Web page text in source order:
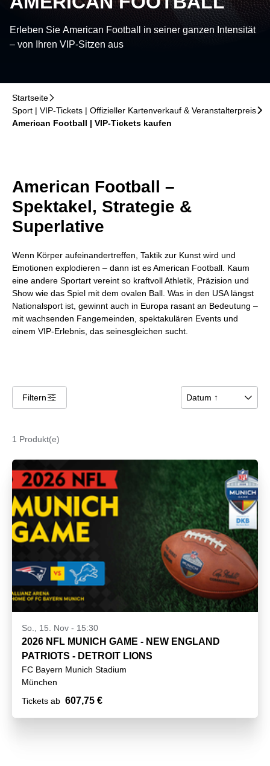
Erleben Sie American Football in seiner ganzen Intensität
– von Ihren VIP-Sitzen aus
Startseite􀆊
Sport | VIP-Tickets | Offizieller Kartenverkauf & Veranstalterpreis􀆊
American Football | VIP-Tickets kaufen
American Football –
Spektakel, Strategie &
Superlative
Wenn Körper aufeinandertreffen, Taktik zur Kunst wird und
Emotionen explodieren – dann ist es American Football. Kaum
eine andere Sportart vereint so kraftvoll Athletik, Präzision und
Show wie das Spiel mit dem ovalen Ball. Was in den USA längst
Nationalsport ist, gewinnt auch in Europa rasant an Bedeutung –
mit wachsenden Fangemeinden, spektakulären Events und
einem VIP-Erlebnis, das seinesgleichen sucht.
Filtern􀌆 Datum ↑ 􀆈
1 Produkt(e)
So., 15. Nov - 15:30
2026 NFL MUNICH GAME - NEW ENGLAND
PATRIOTS - DETROIT LIONS
FC Bayern Munich Stadium
München
Tickets ab 607,75 €